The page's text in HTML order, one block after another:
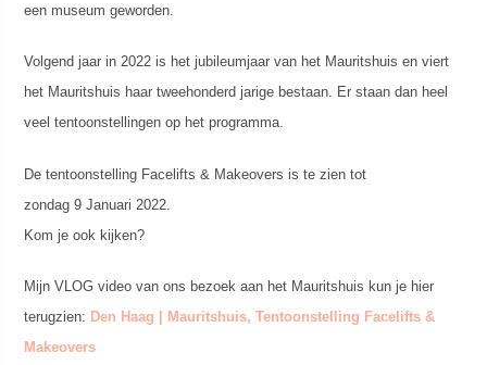
een museum geworden.
Volgend jaar in 2022 is het jubileumjaar van het Mauritshuis en viert
het Mauritshuis haar tweehonderd jarige bestaan. Er staan dan heel
veel tentoonstellingen op het programma.
De tentoonstelling Facelifts & Makeovers is te zien tot
zondag 9 Januari 2022.
Kom je ook kijken?
Mijn VLOG video van ons bezoek aan het Mauritshuis kun je hier
terugzien: Den Haag | Mauritshuis, Tentoonstelling Facelifts &
Makeovers